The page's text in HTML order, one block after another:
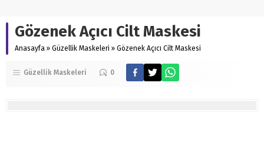
Gözenek Açıcı Cilt Maskesi
Anasayfa » Güzellik Maskeleri » Gözenek Açıcı Cilt Maskesi
Güzellik Maskeleri 0